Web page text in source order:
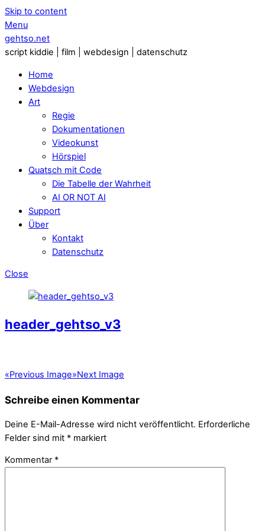
Skip to content
Menu
gehtso.net
script kiddie | film | webdesign | datenschutz
Home
Webdesign
Art
Regie
Dokumentationen
Videokunst
Hörspiel
Quatsch mit Code
Die Tabelle der Wahrheit
AI OR NOT AI
Support
Über
Kontakt
Datenschutz
Close
header_gehtso_v3
«Previous Image»Next Image
Schreibe einen Kommentar
Deine E-Mail-Adresse wird nicht veröffentlicht. Erforderliche
Felder sind mit * markiert
Kommentar *